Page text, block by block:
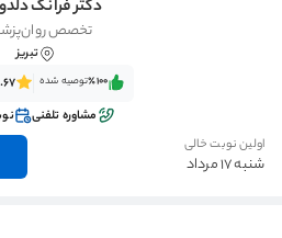
دکتر فرانک
تخصص
تبریز
٪100‌‌‌توصیه شده
مشاوره تلفنی
اولین نوبت خالی
شنبه 17 مرداد